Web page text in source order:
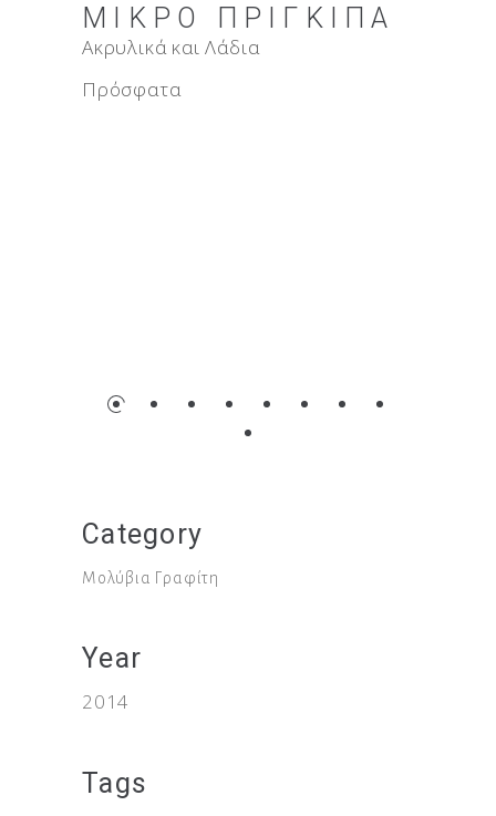
ΜΙΚΡΌ ΠΡΊΓΚΙΠΑ
Ακρυλικά και Λάδια
Πρόσφατα
Category
Μολύβια Γραφίτη
Year
2014
Tags